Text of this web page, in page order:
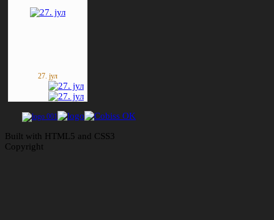
27. јул
Built with HTML5 and CSS3
Copyright